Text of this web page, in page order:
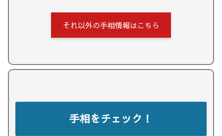
それ以外の手相情報はこちら
手相をチェック！